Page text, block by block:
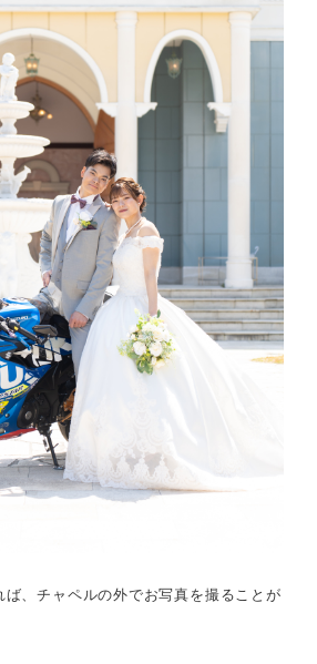
ば、チャペルの外でお写真を撮ることが